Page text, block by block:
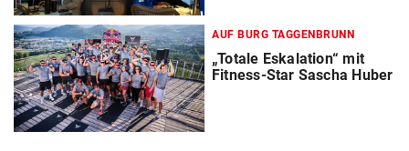
AUF BURG TAGGENBRUNN
„Totale Eskalation“ mit
Fitness-Star Sascha Huber